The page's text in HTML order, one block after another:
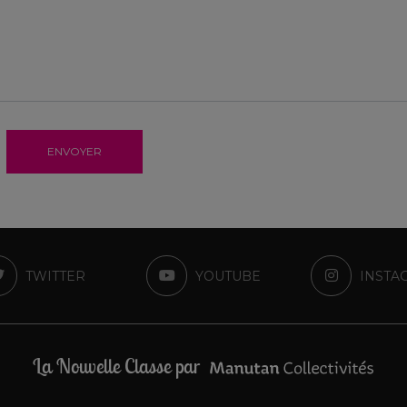
ENVOYER
TWITTER YOUTUBE
La Nouvelle Classe par